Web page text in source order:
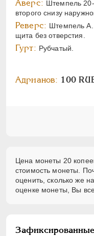
Аверс: Штемпель 20-
второго снизу
Реверс: Штемпель А.
щита без отверстия.
Гурт: Рубчатый.
Адрианов: 100
Цена монеты 20
стоимость монеты.
оценить, сколько же
оценке монеты, Вы